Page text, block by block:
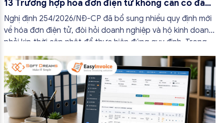
13 Trường hợp hóa đơn điện tử không cần có đầy
đủ nội dung từ 01/7/2026
Nghị định 254/2026/NĐ-CP đã bổ sung nhiều quy định mới
về hóa đơn điện tử, đòi hỏi doanh nghiệp và hộ kinh doanh
phải kịp thời cập nhật để thực hiện đúng quy định. Trong
bài viết này, hóa đơn điện tử EasyInvoice sẽ chia sẻ 13
trường hợp hóa đơn điện tử không cần […]